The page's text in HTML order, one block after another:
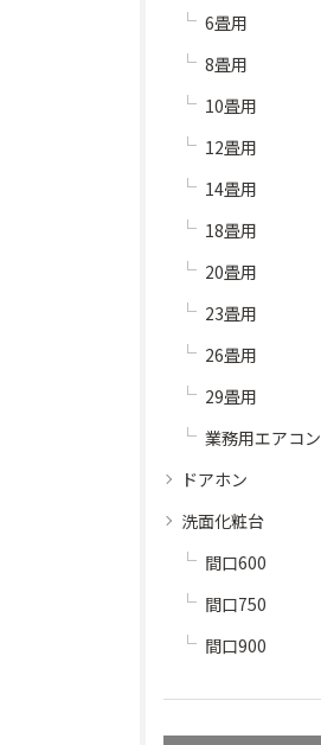
6畳用
8畳用
10畳用
12畳用
14畳用
18畳用
20畳用
23畳用
26畳用
29畳用
業務用エアコン
ドアホン
洗面化粧台
間口600
間口750
間口900